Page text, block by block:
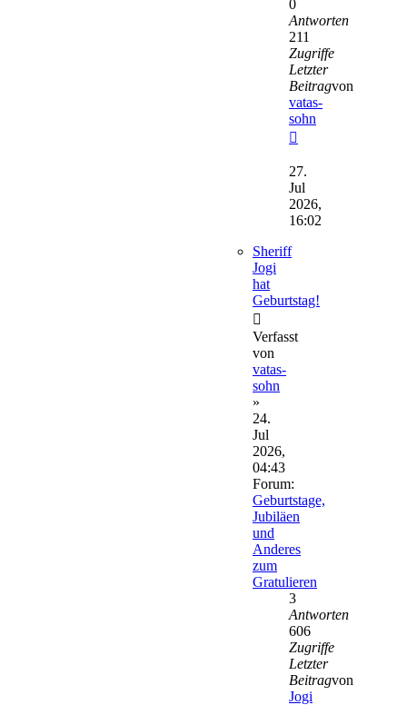
0
Antworten
211
Zugriffe
Letzter
Beitragvon
vatas-
sohn
Beitrag
27.
Jul
2026,
16:02
Sheriff
Jogi
hat
Geburtstag!
Verfasst
von
vatas-
sohn
»
24.
Jul
2026,
04:43
Forum:
Geburtstage,
Jubiläen
und
Anderes
zum
Gratulieren
3
Antworten
606
Zugriffe
Letzter
Beitragvon
Jogi